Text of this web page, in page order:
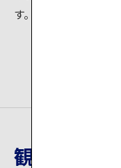
す。
観光地詳細